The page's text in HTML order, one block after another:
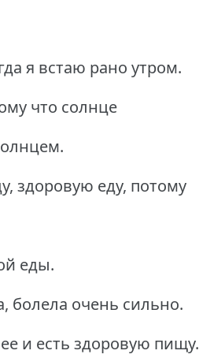
я встаю рано утром.
что солнце
здоровую еду, потому
еды.
болела очень сильно.
и есть здоровую пищу.